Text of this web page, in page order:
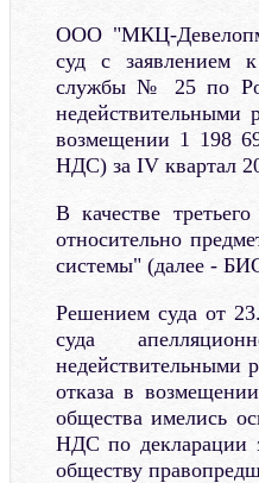
ООО "МКЦ-
суд с заявлением
службы № 25 по
возмещении 1 198
НДС) за IV квартал
В качестве
относительно
системы" (далее -
Решением суда от
суда
отказа в
общества имелись
НДС по декларации
обществу